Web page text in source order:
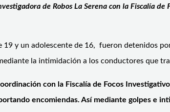
de Robos La Serena con la Fiscalía
19 y un adolescente de 16, fueron detenidos
la intimidación a los conductores que
con la Fiscalía de Focos
encomiendas. Así mediante golpes e